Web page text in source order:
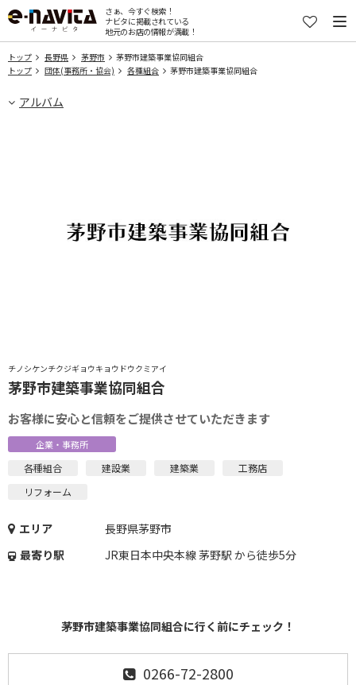
さぁ、今すぐ検索！
ナビタに掲載されている
地元のお店の情報が満載！
トップ 長野県 茅野市
茅野市建築事業協同組合
トップ
団体(事務所・協会) 各種組合 茅野市建築事業協同組合
アルバム
チノシケンチクジギョウキョウドウクミアイ
茅野市建築事業協同組合
お客様に安心と信頼をご提供させていただきます
企業・事務所
各種組合 建設業 建築業
工務店
リフォーム
エリア
長野県茅野市
最寄り駅
JR東日本中央本線 茅野駅 から徒歩5分
茅野市建築事業協同組合に行く前にチェック！
0266-72-2800